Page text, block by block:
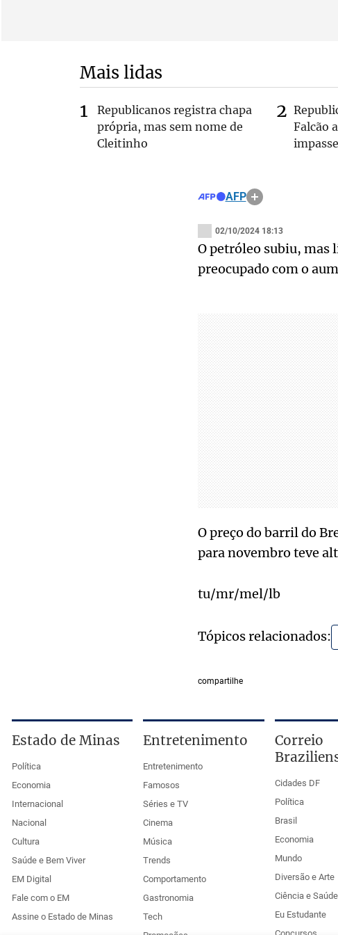
Mais lidas
Republicanos registra chapa
própria, mas sem nome de
Cleitinho
Falcão
AFP
02/10/2024 18:13
O petróleo subiu, mas
preocupado com o
O preço do barril do
para novembro teve
tu/mr/mel/lb
Tópicos relacionados:
compartilhe
Estado de Minas
Política
Economia
Internacional
Nacional
Cultura
Saúde e Bem Viver
EM Digital
Fale com o EM
Assine o Estado de Minas
Entretenimento
Entretenimento
Famosos
Séries e TV
Cinema
Música
Trends
Comportamento
Gastronomia
Tech
Correio
Cidades DF
Política
Brasil
Economia
Mundo
Diversão e Arte
Ciência e Saúde
Eu Estudante